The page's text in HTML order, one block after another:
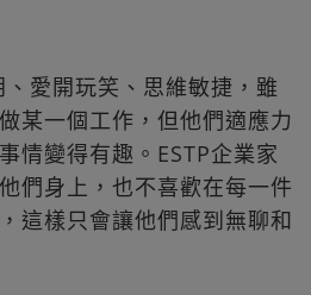
愛開玩笑、思維敏捷，雖
某一個工作，但他們適應力
情變得有趣。ESTP企業家
們身上，也不喜歡在每一件
這樣只會讓他們感到無聊和